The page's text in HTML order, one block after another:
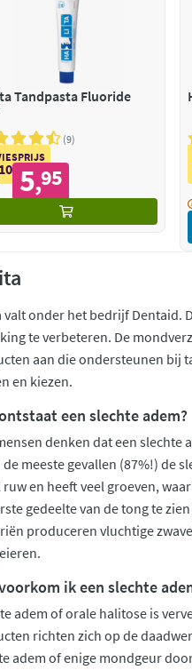
Tandpasta Fluoride
9
10 5,95
valt onder het bedrijf Dentaid.
te verbeteren. De
aan die ondersteunen bij
en kiezen.
een slechte adem?
denken dat een
meeste gevallen (87%!) de
ruw en heeft veel groeven,
gedeelte van de tong te
produceren vluchtige
ik een slechte
adem of orale halitose is
richten zich op de
adem of enige mondgeur